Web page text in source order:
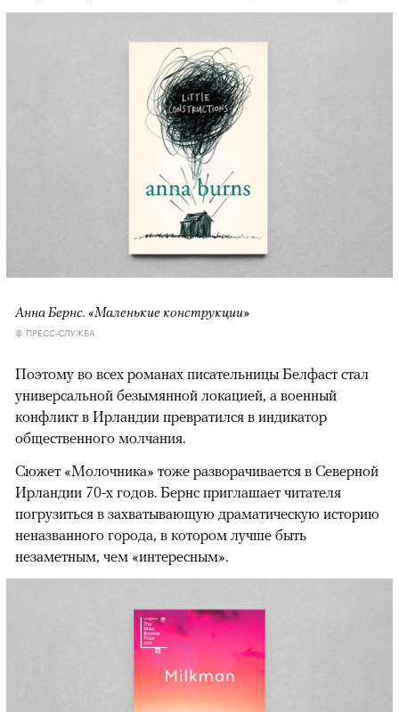
Анна Бернс. «Маленькие конструкции»
© ПРЕСС-СЛУЖБА
Поэтому во всех романах писательницы Белфаст стал
универсальной безымянной локацией, а военный
конфликт в Ирландии превратился в индикатор
общественного молчания.
Сюжет «Молочника» тоже разворачивается в Северной
Ирландии 70-х годов. Бернс приглашает читателя
погрузиться в захватывающую драматическую историю
неназванного города, в котором лучше быть
незаметным, чем «интересным».